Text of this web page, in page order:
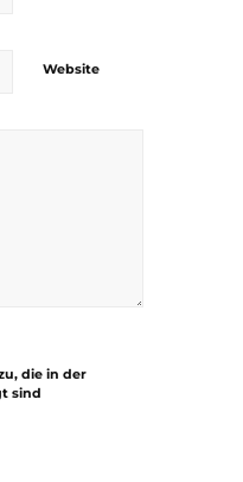
Website
die in der
sind